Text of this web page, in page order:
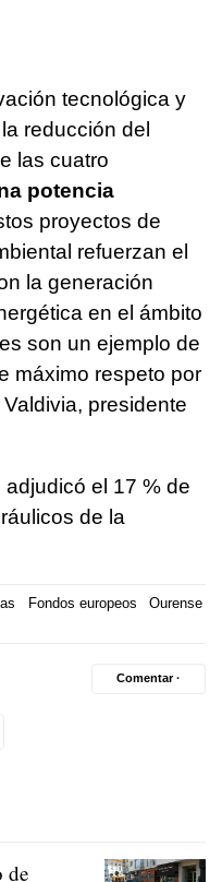
tecnológica y
reducción del
las cuatro
potencia
proyectos de
refuerzan el
la generación
en el ámbito
son un ejemplo de
máximo respeto por
presidente
el 17 % de
de la
Fondos europeos
Ourense
Comentar ·
de